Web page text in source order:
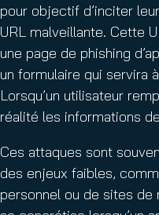
pour objectif d’inciter
URL malveillante. Cette
une page de phishing
un formulaire qui servira
Lorsqu’un utilisateur
réalité les informations
Ces attaques sont
des enjeux faibles,
personnel ou de sites